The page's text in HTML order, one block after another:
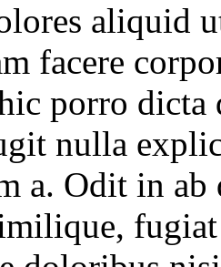
aliquid
facere
porro dicta
nulla
a. Odit in